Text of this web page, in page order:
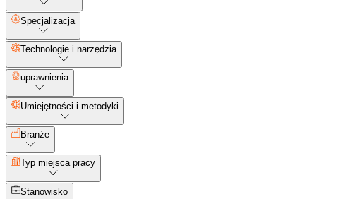
Specjalizacja
Technologie i narzędzia
uprawnienia
Umiejętności i metodyki
Branże
Typ miejsca pracy
Stanowisko